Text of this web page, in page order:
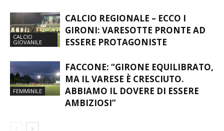
CALCIO
GIOVANILE
CALCIO REGIONALE – ECCO I
GIRONI: VARESOTTE PRONTE AD
ESSERE PROTAGONISTE
FEMMINILE
FACCONE: “GIRONE EQUILIBRATO,
MA IL VARESE È CRESCIUTO.
ABBIAMO IL DOVERE DI ESSERE
AMBIZIOSI”